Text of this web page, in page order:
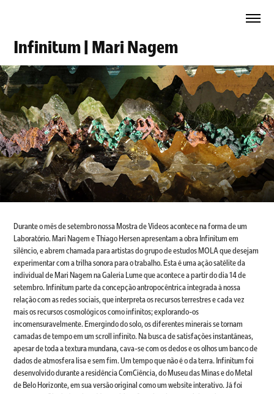
Infinitum | Mari Nagem
Durante o mês de setembro nossa Mostra de Vídeos acontece na forma de um
Laboratório. Mari Nagem e Thiago Hersen apresentam a obra Infinitum em
silêncio, e abrem chamada para artistas do grupo de estudos MOLA que desejam
experimentar com a trilha sonora para o trabalho. Esta é uma ação satélite da
individual de Mari Nagem na Galeria Lume que acontece a partir do dia 14 de
setembro. Infinitum parte da concepção antropocêntrica integrada à nossa
relação com as redes sociais, que interpreta os recursos terrestres e cada vez
mais os recursos cosmológicos como infinitos; explorando-os
incomensuravelmente. Emergindo do solo, os diferentes minerais se tornam
camadas de tempo em um scroll infinito. Na busca de satisfações instantâneas,
apesar de toda a textura mundana, cava-se com os dedos e os olhos um banco de
dados de atmosfera lisa e sem fim. Um tempo que não é o da terra. Infinitum foi
desenvolvido durante a residência ComCiência, do Museu das Minas e do Metal
de Belo Horizonte, em sua versão original como um website interativo. Já foi